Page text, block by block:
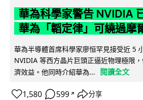
華為科學家警告 NVIDIA
華為「韜定律」可繞過摩
華為半導體首席科學家廖恒罕見接受近 5
NVIDIA 等西方晶片巨頭正逼近物理極限
濟效益。他同時介紹華為...
閱讀全文
1,580 599 ↗ 分享